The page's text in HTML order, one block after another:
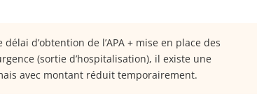
d’obtention de l’APA + mise en place des
(sortie d’hospitalisation), il existe une
avec montant réduit temporairement.